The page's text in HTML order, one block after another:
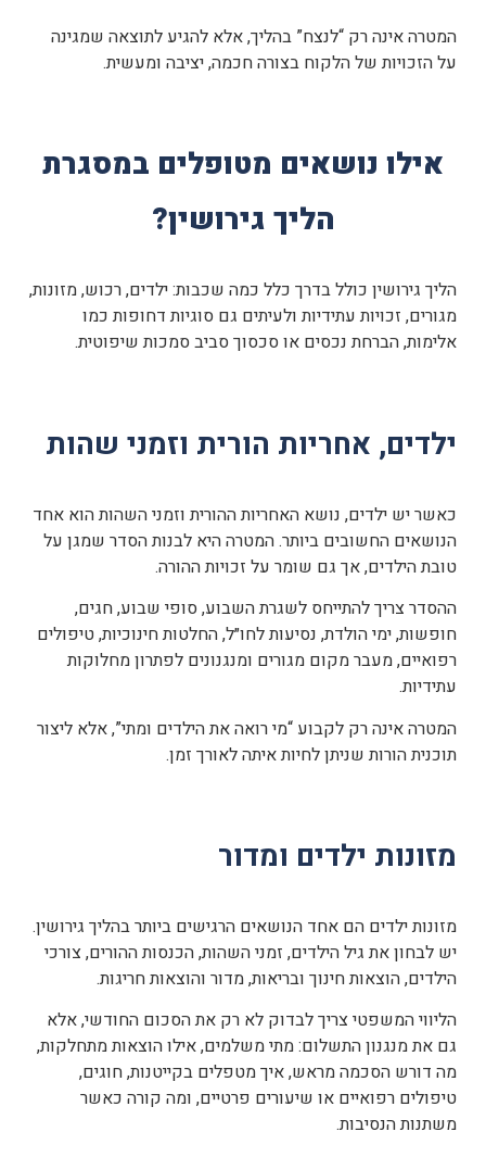
המטרה אינה רק “לנצח” בהליך, אלא להגיע לתוצאה שמגינה
על הזכויות של הלקוח בצורה חכמה, יציבה ומעשית.
אילו נושאים מטופלים במסגרת
הליך גירושין?
הליך גירושין כולל בדרך כלל כמה שכבות: ילדים, רכוש, מזונות,
מגורים, זכויות עתידיות ולעיתים גם סוגיות דחופות כמו
אלימות, הברחת נכסים או סכסוך סביב סמכות שיפוטית.
ילדים, אחריות הורית וזמני שהות
כאשר יש ילדים, נושא האחריות ההורית וזמני השהות הוא אחד
הנושאים החשובים ביותר. המטרה היא לבנות הסדר שמגן על
טובת הילדים, אך גם שומר על זכויות ההורה.
ההסדר צריך להתייחס לשגרת השבוע, סופי שבוע, חגים,
חופשות, ימי הולדת, נסיעות לחו״ל, החלטות חינוכיות, טיפולים
רפואיים, מעבר מקום מגורים ומנגנונים לפתרון מחלוקות
עתידיות.
המטרה אינה רק לקבוע “מי רואה את הילדים ומתי”, אלא ליצור
תוכנית הורות שניתן לחיות איתה לאורך זמן.
מזונות ילדים ומדור
מזונות ילדים הם אחד הנושאים הרגישים ביותר בהליך גירושין.
יש לבחון את גיל הילדים, זמני השהות, הכנסות ההורים, צורכי
הילדים, הוצאות חינוך ובריאות, מדור והוצאות חריגות.
הליווי המשפטי צריך לבדוק לא רק את הסכום החודשי, אלא
גם את מנגנון התשלום: מתי משלמים, אילו הוצאות מתחלקות,
מה דורש הסכמה מראש, איך מטפלים בקייטנות, חוגים,
טיפולים רפואיים או שיעורים פרטיים, ומה קורה כאשר
משתנות הנסיבות.